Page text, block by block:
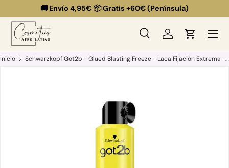
Ir al contenido
🚚 Envío 4,95€ 📦 Gratis +60€ (Península)
Buscar
Buscar
BuscarIniciar sesión
Carrito
Menú
Inicio Schwarzkopf Got2b - Glued Blasting Freeze - Laca Fijación Extrema - 300 ml